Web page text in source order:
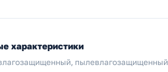
характеристики